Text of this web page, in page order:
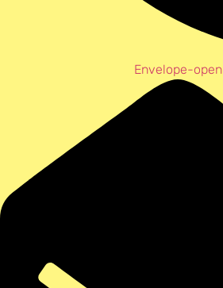
Envelope-open